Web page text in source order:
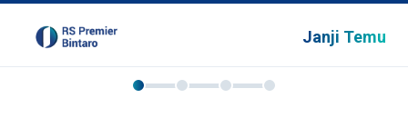
Janji Temu